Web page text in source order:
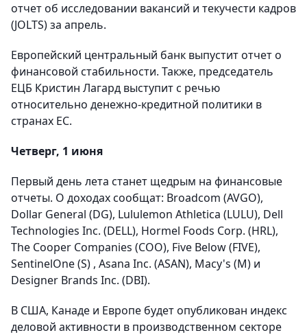
отчет об исследовании вакансий и текучести кадров
(JOLTS) за апрель.
Европейский центральный банк выпустит отчет о
финансовой стабильности. Также, председатель
ЕЦБ Кристин Лагард выступит с речью
относительно денежно-кредитной политики в
странах ЕС.
Четверг, 1 июня
Первый день лета станет щедрым на финансовые
отчеты. О доходах сообщат: Broadcom (AVGO),
Dollar General (DG), Lululemon Athletica (LULU), Dell
Technologies Inc. (DELL), Hormel Foods Corp. (HRL),
The Cooper Companies (COO), Five Below (FIVE),
SentinelOne (S) , Asana Inc. (ASAN), Macy's (M) и
Designer Brands Inc. (DBI).
В США, Канаде и Европе будет опубликован индекс
деловой активности в производственном секторе